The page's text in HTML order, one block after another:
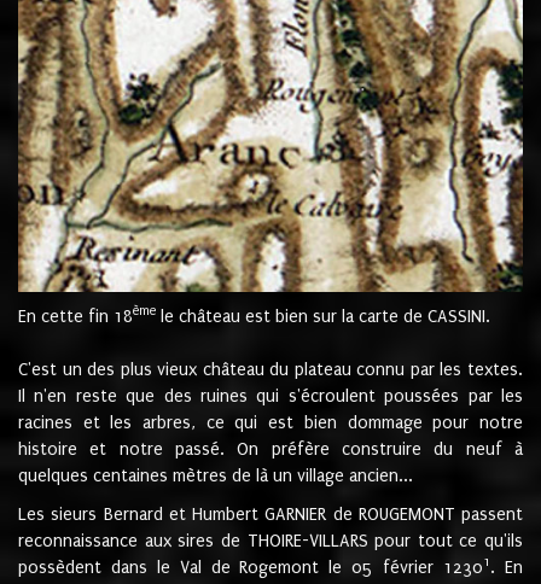
En cette fin 18ème le château est bien sur la carte de CASSINI.
C'est un des plus vieux château du plateau connu par les textes.
Il n'en reste que des ruines qui s'écroulent poussées par les
racines et les arbres, ce qui est bien dommage pour notre
histoire et notre passé. On préfère construire du neuf à
quelques centaines mètres de là un village ancien...
Les sieurs Bernard et Humbert GARNIER de ROUGEMONT passent
reconnaissance aux sires de THOIRE-VILLARS pour tout ce qu'ils
possèdent dans le Val de Rogemont le 05 février 12301 . En